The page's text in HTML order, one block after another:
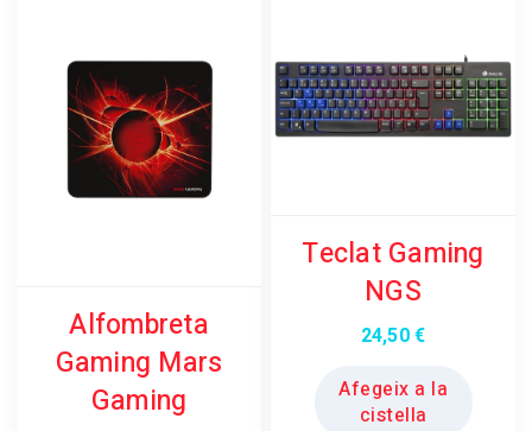
Alfombreta
Gaming Mars
Gaming
Teclat Gaming
NGS
24,50€
Afegeix a la
cistella